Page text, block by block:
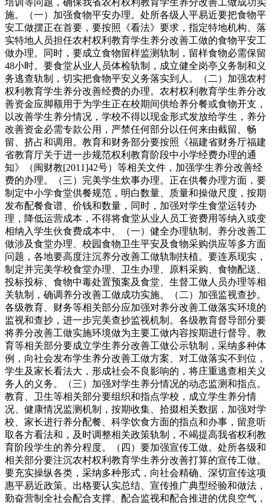
培训等问题，确保我省农村权利教育学生养分改善工做成功实
施。（一）加强食物平安办理。处所各级人平易近要把食物平
安工做摆正在首要，要按照《看法》要求，指定特地机构、落
实特地人员担任农村权利教育学生养分改善工做的食物平安工
做办理。同时，要成立食物留样监测轨制，留样食物必需保留
48小时。要食堂从业人员体检轨制，成立健全岗亭义务制和义
务逃查轨制，切实把食物平安义务落实到人。（二）加强农村
权利教育学生养分改善经费的办理。农村权利教育学生养分改
善资金应脚额用于为学生正在校期间供给养分餐或食物开支，
以改善学生养分情况，学校不得以现金形式发放给学生，养分
改善资金必需专款公用，严禁任何部分以任何来由截留、畅
留、挤占和调用。教育和财务部分要按照《福建省财务厅福建
省教育厅关于进一步规范权利教育阶段中小学经费办理的通
知》（闽财教[2011]42号）等相关文件，加强学生养分改善经
费的办理。（三）完美学生炊事办理。正在供餐办理方面，要
制定中小学食堂供餐规范，明白数量、质量和操做尺度，按期
发布配餐食谱、价钱和数量，同时，加强对学生食堂运转办
理，降低运营成本，不得将食堂从业人员工资费用等纳入或变
相纳入学生伙食费成本中。（一）健全办理轨制。养分改善工
做涉及食堂办理、校园食物卫生平安及食物采购供应等多方面
问题，各地要高度注沉养分改善工做轨制扶植。要连系现实，
制定并完美学校食堂办理、卫生办理、原料采购、食物配送、
投标投标、食物中毒处置预案及食堂、生督工做人员办理等相
关轨制，确调养分改善工做成功实施。（二）加强监视查抄。
各级教育、财务等相关部分应加强对养分改善工做落实环境的
监视和查抄，进一步完美查抄监视机制。各级教育督导部分要
将养分改善工做实施环境做为主要工做内容按期进行督导。教
育等相关部分要成立学生养分改善工做公示轨制，采纳多种体
例，向社会发布学生养分改善工做方案、对工做落实不到位，
学生及家长看法大，形成社会不良影响的，将庄重逃查相关义
务人的义务。（三）加强对学生养分情况的动态监测和指点。
教育、卫生等相关部分要组织和指点学校，成立学生养分情
况、健康情况监测机制，按期收集、拾掇相关数据，加强对学
校、家长进行养分配餐、科学饮食方面的指点和办事，留意听
取各方看法和，及时调整相关政策轨制，不竭提高我省权利教
育阶段学生的养分程度。（四）要加强宣传工做。处所各级和
相关部分要注沉农村权利教育学生养分改善打算的宣传工做。
要充实操纵各类，采纳多种形式，向社会精确、深切宣传这项
惠平易近政策。出格要认实总结、宣传推广典型经验和做法，
勤奋营制全社会配合支撑、配合监视和配合推进的优良空气，